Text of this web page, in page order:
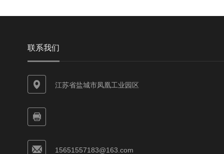
联系我们
江苏省盐城市凤凰工业园区
15651557183@163.com